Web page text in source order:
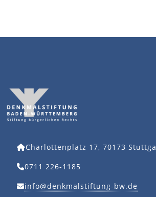
Charlottenplatz 17, 70173
0711 226-1185
info@denkmalstiftung-bw.de